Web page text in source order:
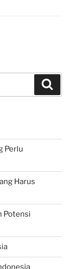
Perlu
Harus
Potensi